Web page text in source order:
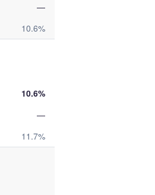
—
10.6%
10.6%
—
11.7%